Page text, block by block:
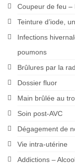
Coupeur de feu –
Teinture d’iode,
Infections
poumons
Brûlures par la
Dossier fluor
Main brûlée au
Soin post-AVC
Dégagement de
Vie intra-utérine
Addictions –